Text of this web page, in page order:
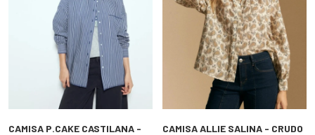
CAMISA P.CAKE CASTILANA -
CAMISA ALLIE SALINA - CRUDO